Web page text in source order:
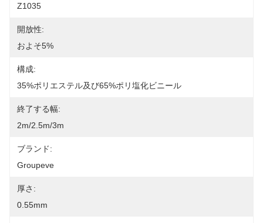
Z1035
開放性:
およそ5%
構成:
35%ポリエステル及び65%ポリ塩化ビニール
終了する幅:
2m/2.5m/3m
ブランド:
Groupeve
厚さ:
0.55mm